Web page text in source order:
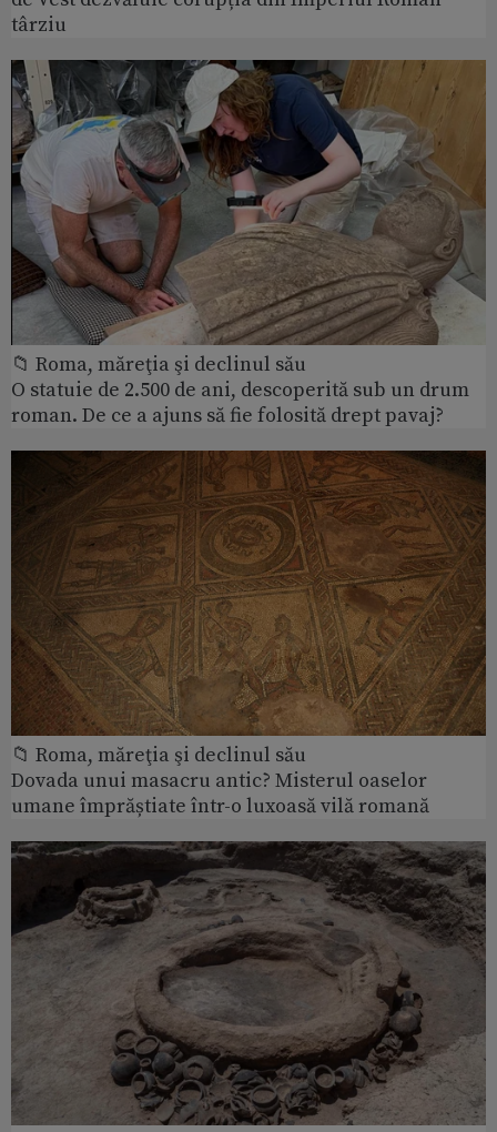
târziu
📁 Roma, măreţia şi declinul său
O statuie de 2.500 de ani, descoperită sub un drum
roman. De ce a ajuns să fie folosită drept pavaj?
📁 Roma, măreţia şi declinul său
Dovada unui masacru antic? Misterul oaselor
umane împrăștiate într-o luxoasă vilă romană